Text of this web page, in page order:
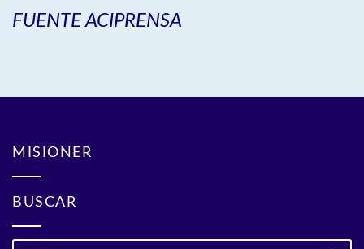
FUENTE ACIPRENSA
MISIONER
BUSCAR